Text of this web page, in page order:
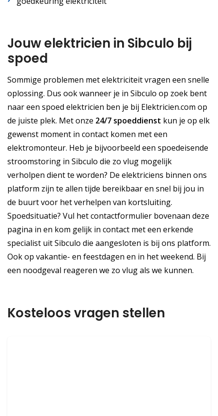
Jouw elektricien in Sibculo bij
spoed
Sommige problemen met elektriciteit vragen een snelle
oplossing. Dus ook wanneer je in Sibculo op zoek bent
naar een spoed elektricien ben je bij Elektricien.com op
de juiste plek. Met onze 24/7 spoeddienst kun je op elk
gewenst moment in contact komen met een
elektromonteur. Heb je bijvoorbeeld een spoedeisende
stroomstoring in Sibculo die zo vlug mogelijk
verholpen dient te worden? De elektriciens binnen ons
platform zijn te allen tijde bereikbaar en snel bij jou in
de buurt voor het verhelpen van kortsluiting.
Spoedsituatie? Vul het contactformulier bovenaan deze
pagina in en kom gelijk in contact met een erkende
specialist uit Sibculo die aangesloten is bij ons platform.
Ook op vakantie- en feestdagen en in het weekend. Bij
een noodgeval reageren we zo vlug als we kunnen.
Kosteloos vragen stellen